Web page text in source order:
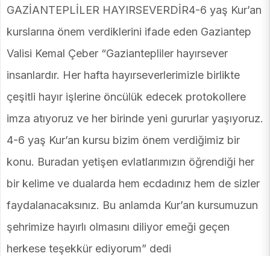
GAZİANTEPLİLER HAYIRSEVERDİR4-6 yaş Kur’an
kurslarına önem verdiklerini ifade eden Gaziantep
Valisi Kemal Çeber “Gaziantepliler hayırsever
insanlardır. Her hafta hayırseverlerimizle birlikte
çeşitli hayır işlerine öncülük edecek protokollere
imza atıyoruz ve her birinde yeni gururlar yaşıyoruz.
4-6 yaş Kur’an kursu bizim önem verdiğimiz bir
konu. Buradan yetişen evlatlarımızın öğrendiği her
bir kelime ve dualarda hem ecdadınız hem de sizler
faydalanacaksınız. Bu anlamda Kur’an kursumuzun
şehrimize hayırlı olmasını diliyor emeği geçen
herkese teşekkür ediyorum” dedi